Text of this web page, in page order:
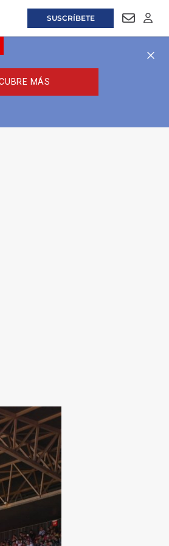
SUSCRÍBETE